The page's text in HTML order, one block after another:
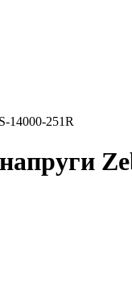
14000-251R